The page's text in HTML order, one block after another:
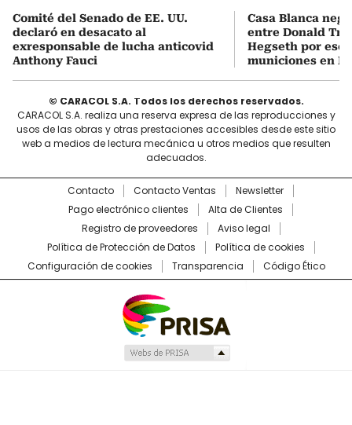
Comité del Senado de EE. UU.
declaró en desacato al
exresponsable de lucha anticovid
Anthony Fauci
Casa Blanca
entre Donald
Hegseth por
municiones en
© CARACOL S.A. Todos los derechos reservados.
CARACOL S.A. realiza una reserva expresa de las reproducciones y
usos de las obras y otras prestaciones accesibles desde este sitio
web a medios de lectura mecánica u otros medios que resulten
adecuados.
Contacto Contacto Ventas
Newsletter
Pago electrónico clientes
Alta de Clientes
Registro de proveedores
Aviso legal
Política de Protección de Datos
Política de cookies
Configuración de cookies
Transparencia Código Ético